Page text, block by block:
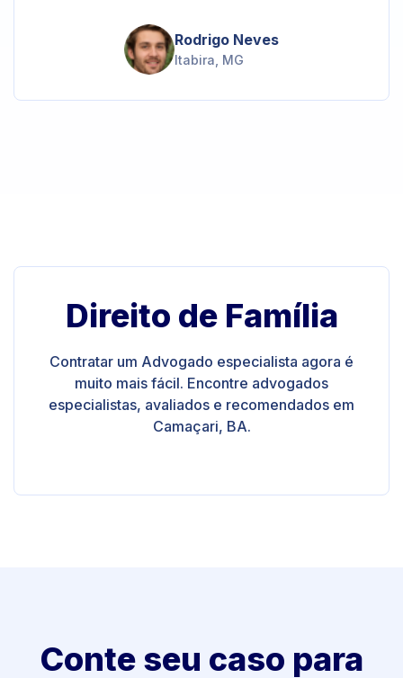
Rodrigo Neves
Itabira, MG
Direito de Família
Contratar um Advogado especialista agora é
muito mais fácil. Encontre advogados
especialistas, avaliados e recomendados em
Camaçari, BA.
Conte seu caso para